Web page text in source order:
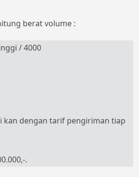
berat volume :
/ 4000
kan dengan tarif pengiriman tiap
.